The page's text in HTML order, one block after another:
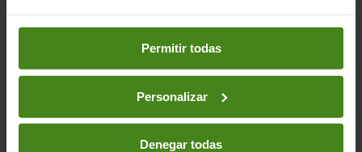
preferencias accediendo a nuestraPolítica de Cookieso
en los botones facilitados a continuación:
Permitir todas
Personalizar
Denegar todas
con el objetivo común de movilizarse
para que haya una vacuna universal
y gratuita.